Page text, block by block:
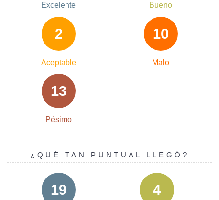
Excelente Bueno
2
Aceptable
10
Malo
13
Pésimo
¿QUÉ TAN PUNTUAL LLEGÓ?
19 4